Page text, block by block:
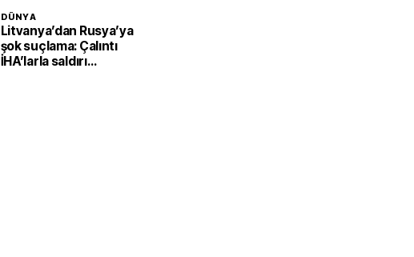
DÜNYA
Litvanya’dan Rusya’ya
şok suçlama: Çalıntı
İHA’larla saldırı